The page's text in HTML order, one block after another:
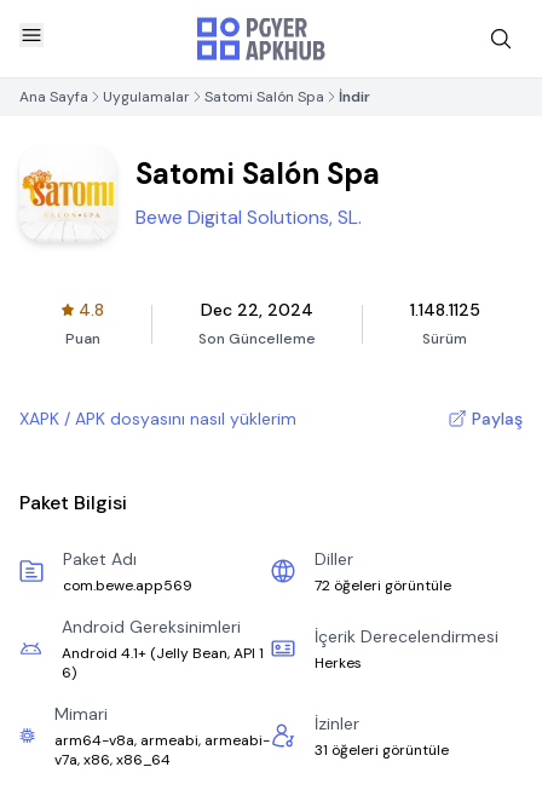
Ana Sayfa Uygulamalar Satomi Salón Spa İndir
Satomi Salón Spa
Bewe Digital Solutions, SL.
4.8
Puan
Dec 22, 2024
Son Güncelleme
1.148.1125
Sürüm
XAPK / APK dosyasını nasıl yüklerim Paylaş
Paket Bilgisi
Paket Adı
com.bewe.app569
Diller
72 öğeleri görüntüle
Android Gereksinimleri
Android 4.1+ (Jelly Bean, API 1
6)
İçerik Derecelendirmesi
Herkes
Mimari
arm64-v8a, armeabi, armeabi-
v7a, x86, x86_64
İzinler
31 öğeleri görüntüle